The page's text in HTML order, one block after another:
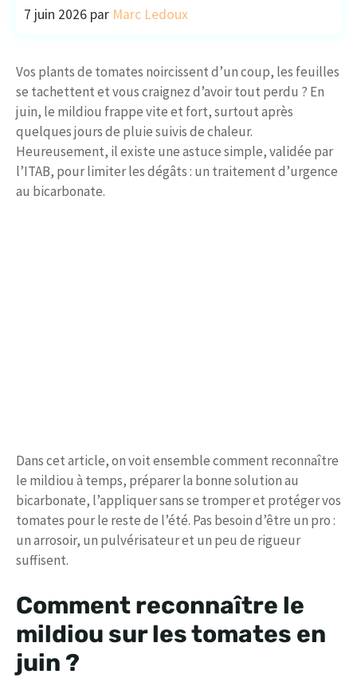
7 juin 2026 par Marc Ledoux
Vos plants de tomates noircissent d’un coup, les feuilles
se tachettent et vous craignez d’avoir tout perdu ? En
juin, le mildiou frappe vite et fort, surtout après
quelques jours de pluie suivis de chaleur.
Heureusement, il existe une astuce simple, validée par
l’ITAB, pour limiter les dégâts : un traitement d’urgence
au bicarbonate.
Dans cet article, on voit ensemble comment reconnaître
le mildiou à temps, préparer la bonne solution au
bicarbonate, l’appliquer sans se tromper et protéger vos
tomates pour le reste de l’été. Pas besoin d’être un pro :
un arrosoir, un pulvérisateur et un peu de rigueur
suffisent.
Comment reconnaître le
mildiou sur les tomates en
juin ?